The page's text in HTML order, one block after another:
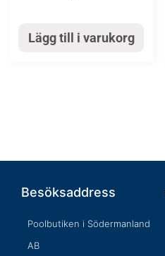
Lägg till i varukorg
Besöksaddress
Poolbutiken i Södermanland
AB